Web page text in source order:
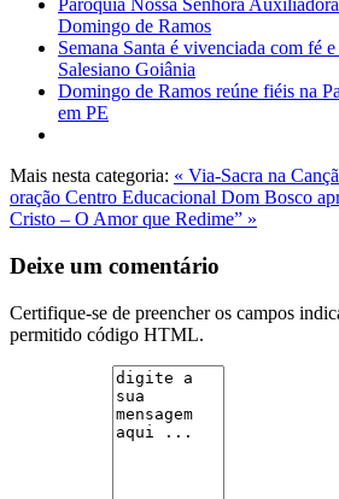
Paróquia Nossa Senhora
Domingo de Ramos
Semana Santa é vivenciada com fé
Salesiano Goiânia
Domingo de Ramos reúne fiéis na
em PE
Mais nesta categoria: « Via-Sacra na
oração Centro Educacional Dom Bosco
Cristo – O Amor que Redime” »
Deixe um comentário
Certifique-se de preencher os campos
permitido código HTML.